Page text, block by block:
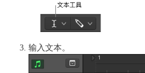
输入文本。